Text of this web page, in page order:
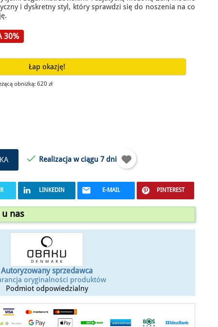
i dyskretny styl, który sprawdzi się do noszenia na co
30%
Łap okazję!
obniżką: 620 zł
 Realizacja w ciągu 7 dni
LINKEDIN E-MAIL PINTEREST
nas
Autoryzowany sprzedawca
oryginalności produktów
Podmiot odpowiedzialny